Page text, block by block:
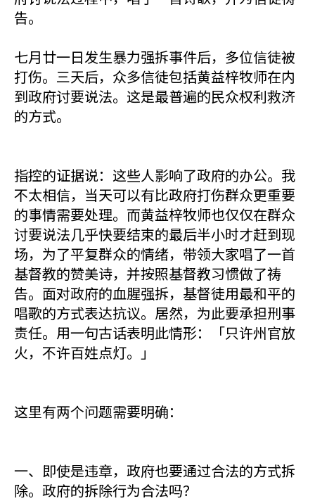
告。
七月廿一日发生暴力强拆事件后，多位信徒被
打伤。三天后，众多信徒包括黄益梓牧师在内
到政府讨要说法。这是最普遍的民众权利救济
的方式。
指控的证据说：这些人影响了政府的办公。我
不太相信，当天可以有比政府打伤群众更重要
的事情需要处理。而黄益梓牧师也仅仅在群众
讨要说法几乎快要结束的最后半小时才赶到现
场，为了平复群众的情绪，带领大家唱了一首
基督教的赞美诗，并按照基督教习惯做了祷
告。面对政府的血腥强拆，基督徒用最和平的
唱歌的方式表达抗议。居然，为此要承担刑事
责任。用一句古话表明此情形：「只许州官放
火，不许百姓点灯。」
这里有两个问题需要明确：
一、即使是违章，政府也要通过合法的方式拆
除。政府的拆除行为合法吗？